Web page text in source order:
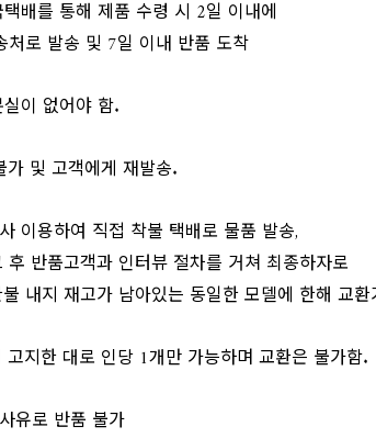
배를 통해 제품 수령 시 2일 이내에
로 발송 및 7일 이내 반품 도착
이 없어야 함.
및 고객에게 재발송.
이용하여 직접 착불 택배로 물품 발송,
반품고객과 인터뷰 절차를 거쳐 최종하자로
내지 재고가 남아있는 동일한 모델에 한해 교환
지한 대로 인당 1개만 가능하며 교환은 불가함.
유로 반품 불가